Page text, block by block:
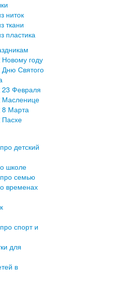
ниток
ткани
пластика
году
Дню Святого
23 Февраля
Масленице
8 Марта
Пасхе
детский
школе
семью
временах
спорт и
для
в